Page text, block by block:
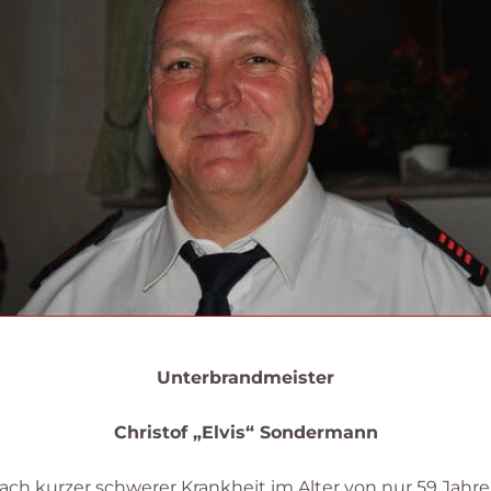
Unterbrandmeister
Christof „Elvis“ Sondermann